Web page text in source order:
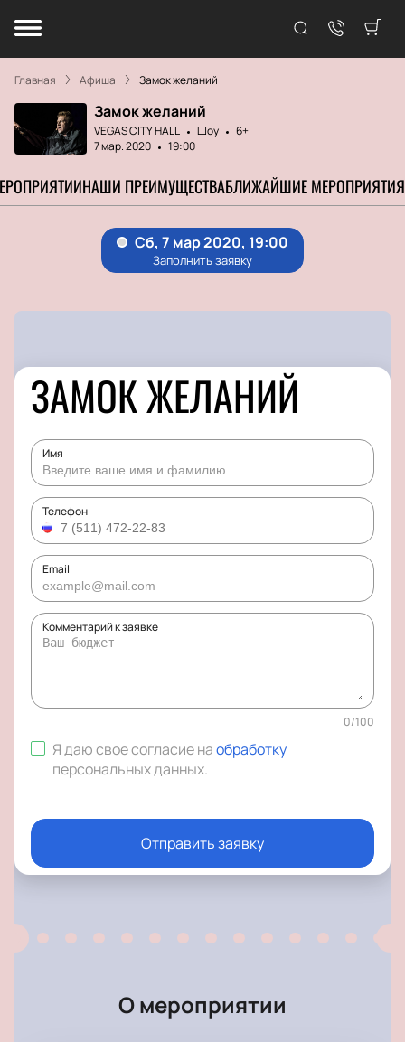
Главная Афиша Замок желаний
Замок желаний
VEGAS CITY HALL Шоу
6+
7 мар. 2020
19:00
НАШИ ПРЕИМУЩЕСТВАБЛИЖАЙШИЕ МЕРОПРИЯТИЯ
ЗАМОК ЖЕЛАНИЙ
Имя
Телефон
Email
Комментарий к заявке
0/100
Я даю свое согласие наобработку
персональных данных.
Отправить заявку
О мероприятии